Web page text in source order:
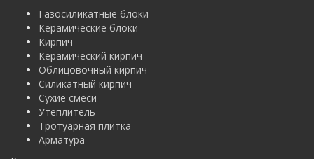
Газосиликатные блоки
Керамические блоки
Кирпич
Керамический кирпич
Облицовочный кирпич
Силикатный кирпич
Сухие смеси
Утеплитель
Тротуарная плитка
Арматура